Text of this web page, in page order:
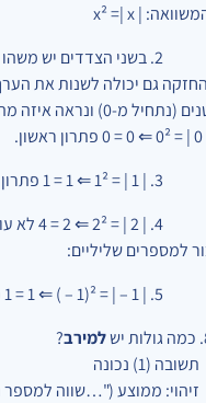
|
x²=|x
2. בשני הצדדים יש
החזקה גם יכולה לשנות את
מספרים קטנים (נתחיל מ-0)
0 | = 0² ⇐
0
=
0פתרון ראשון.
1 = 1
2
למספרים שליליים:
(1 – ) ⇐
1 = 1
למירב?
נכונה
("…שווה למספר